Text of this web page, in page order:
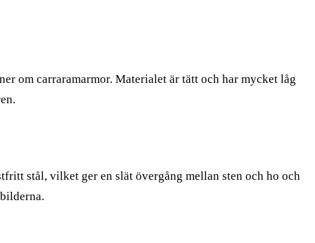
om carraramarmor. Materialet är tätt och har mycket låg
stål, vilket ger en slät övergång mellan sten och ho och